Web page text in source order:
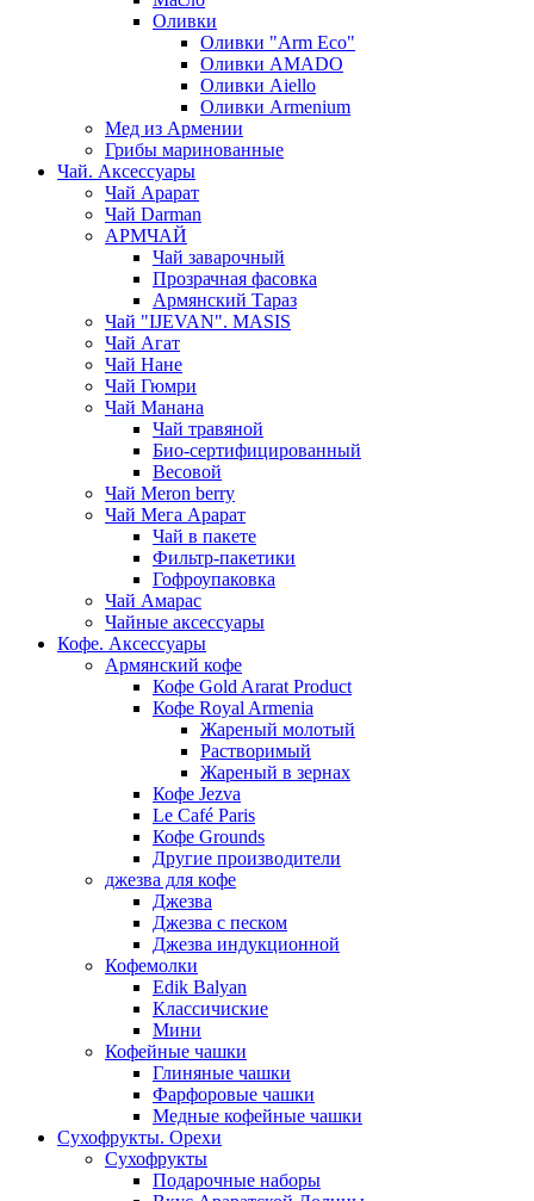
Оливки
Оливки "Arm Eco"
Оливки AMADO
Оливки Aiello
Оливки Armenium
Мед из Армении
Грибы маринованные
Чай. Аксессуары
Чай Арарат
Чай Darman
АРМЧАЙ
Чай заварочный
Прозрачная фасовка
Армянский Тараз
Чай "IJEVAN". MASIS
Чай Агат
Чай Нане
Чай Гюмри
Чай Манана
Чай травяной
Био-сертифицированный
Весовой
Чай Meron berry
Чай Мега Арарат
Чай в пакете
Фильтр-пакетики
Гофроупаковка
Чай Амарас
Чайные аксессуары
Кофе. Аксессуары
Армянский кофе
Кофе Gold Ararat Product
Кофе Royal Armenia
Жареный молотый
Растворимый
Жареный в зернах
Кофе Jezva
Le Café Paris
Кофе Grounds
Другие производители
джезва для кофе
Джезва
Джезва с песком
Джезва индукционной
Кофемолки
Edik Balyan
Классичиские
Мини
Кофейные чашки
Глиняные чашки
Фарфоровые чашки
Медные кофейные чашки
Сухофрукты. Орехи
Сухофрукты
Подарочные наборы